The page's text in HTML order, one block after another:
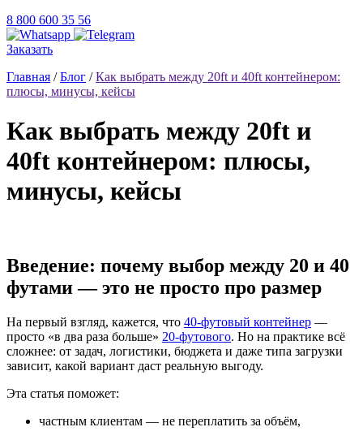
8 800 600 35 56
Заказать
Главная /Блог /Как выбрать между 20ft и 40ft контейнером:
плюсы, минусы, кейсы
Как выбрать между 20ft и
40ft контейнером: плюсы,
минусы, кейсы
Введение: почему выбор между 20 и 40
футами — это не просто про размер
На первый взгляд, кажется, что 40-футовый контейнер —
просто «в два раза больше» 20-футового. Но на практике всё
сложнее: от задач, логистики, бюджета и даже типа загрузки
зависит, какой вариант даст реальную выгоду.
Эта статья поможет:
частным клиентам — не переплатить за объём,